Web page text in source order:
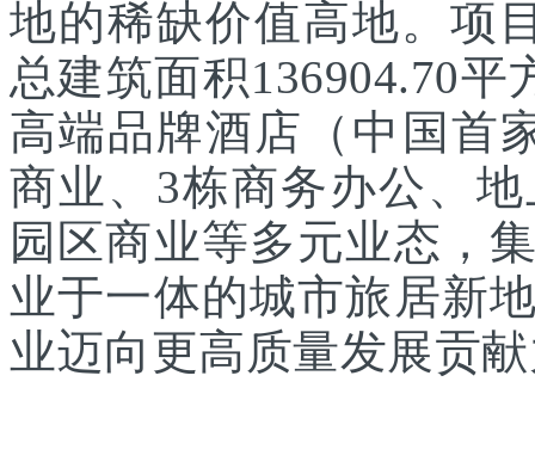
地的稀缺价值高地。项
总建筑面积136904.70
高端品牌酒店（中国首
商业、3栋商务办公、
园区商业等多元业态，
业于一体的城市旅居新
业迈向更高质量发展贡